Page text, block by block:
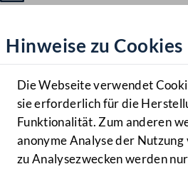
Hilfe
Benutzer
Navigationsmenü öffnen
MENÜ
Hinweise zu Cookies
Die Webseite verwendet
sie erforderlich für die
Funktionalität. Zum anderen
anonyme Analyse der
zu Analysezwecken werden